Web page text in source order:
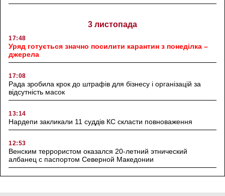
3 листопада
17:48
Уряд готується значно посилити карантин з понеділка –
джерела
17:08
Рада зробила крок до штрафів для бізнесу і організацій за
відсутність масок
13:14
Нардепи закликали 11 суддів КС скласти повноваження
12:53
Венским террористом оказался 20-летний этнический
албанец с паспортом Северной Македонии